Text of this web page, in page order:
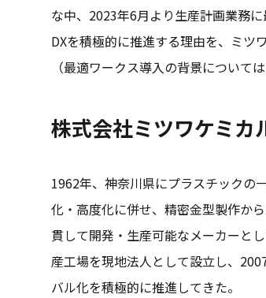
な中、2023年6月より生産計画業務
DXを積極的に推進する理由を、ミツ
（最適ワークス導入の背景については
株式会社ミツワケミカ
1962年、神奈川県にプラスチックの
化・高度化に併せ、精密金型製作か
貫して開発・生産可能なメーカーと
産工場を現地法人として設立し、
バル化を積極的に推進してきた。